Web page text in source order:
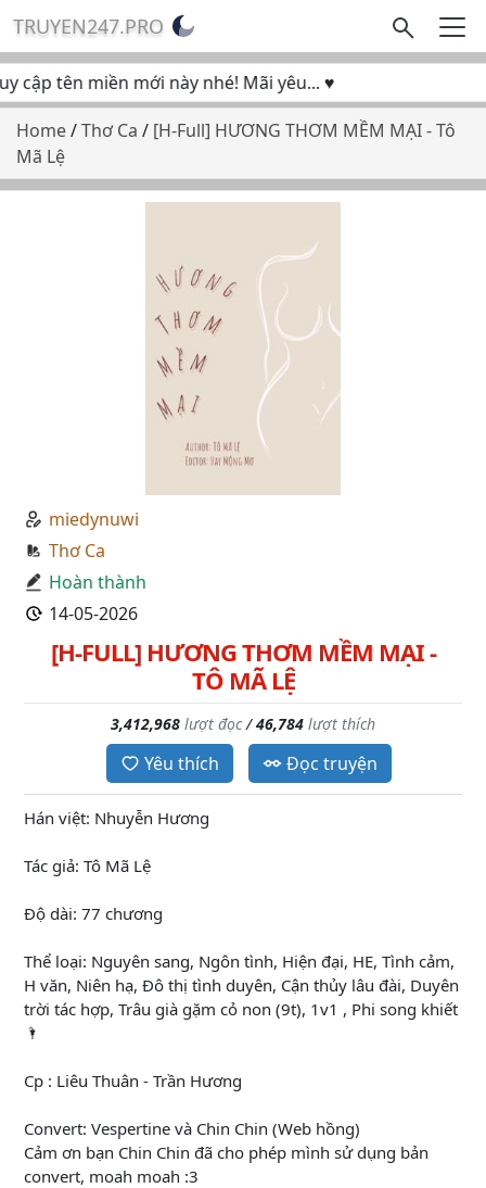
TRUYEN247.PRO
tên miền mới này nhé! Mãi yêu... ♥
Home/Thơ Ca / [H-Full] HƯƠNG THƠM MỀM MẠI - Tô
Mã Lệ
miedynuwi
Thơ Ca
Hoàn thành
14-05-2026
[H-FULL] HƯƠNG THƠM MỀM MẠI -
TÔ MÃ LỆ
3,412,968 lượt đọc/46,784 lượt thích
Yêu thích Đọc truyện
Hán việt: Nhuyễn Hương
Tác giả: Tô Mã Lệ
Độ dài: 77 chương
Thể loại: Nguyên sang, Ngôn tình, Hiện đại, HE, Tình cảm,
H văn, Niên hạ, Đô thị tình duyên, Cận thủy lâu đài, Duyên
trời tác hợp, Trâu già gặm cỏ non (9t), 1v1 , Phi song khiết
🌂
Cp : Liêu Thuân - Trần Hương
Convert: Vespertine và Chin Chin (Web hồng)
Cảm ơn bạn Chin Chin đã cho phép mình sử dụng bản
convert, moah moah :3